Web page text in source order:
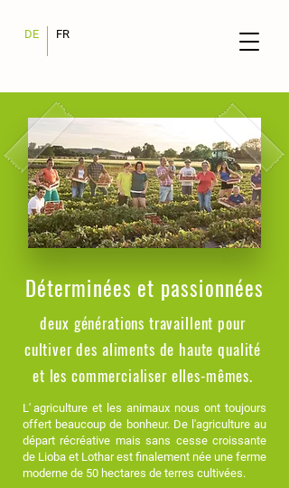
FR
DE
Déterminées et passionnées
deux générations travaillent pour
cultiver des aliments de haute qualité
et les commercialiser elles-mêmes.
L' agriculture et les animaux nous ont toujours
offert beaucoup de bonheur. De l'agriculture au
départ récréative mais sans cesse croissante
de Lioba et Lothar est finalement née une ferme
moderne de 50 hectares de terres cultivées.